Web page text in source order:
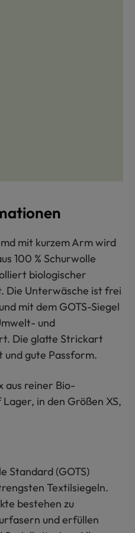
mit kurzem Arm wird
100 % Schurwolle
biologischer
Die Unterwäsche ist frei
mit dem GOTS-Siegel
und
Die glatte Strickart
gute Passform.
aus reiner Bio-
in den Größen XS,
Standard (GOTS)
Textilsiegeln.
bestehen zu
und erfüllen